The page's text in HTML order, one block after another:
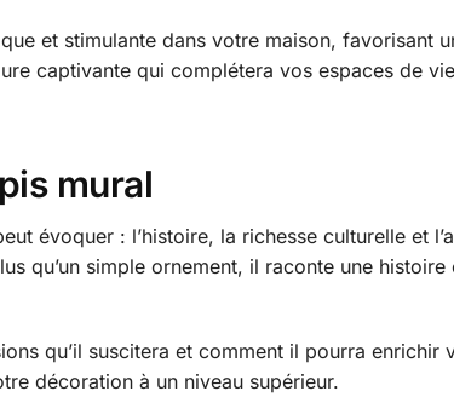
et stimulante dans votre maison, favorisant
captivante qui complétera vos espaces de
mural
évoquer : l’histoire, la richesse culturelle et
qu’un simple ornement, il raconte une histoire
qu’il suscitera et comment il pourra enrichir
décoration à un niveau supérieur.